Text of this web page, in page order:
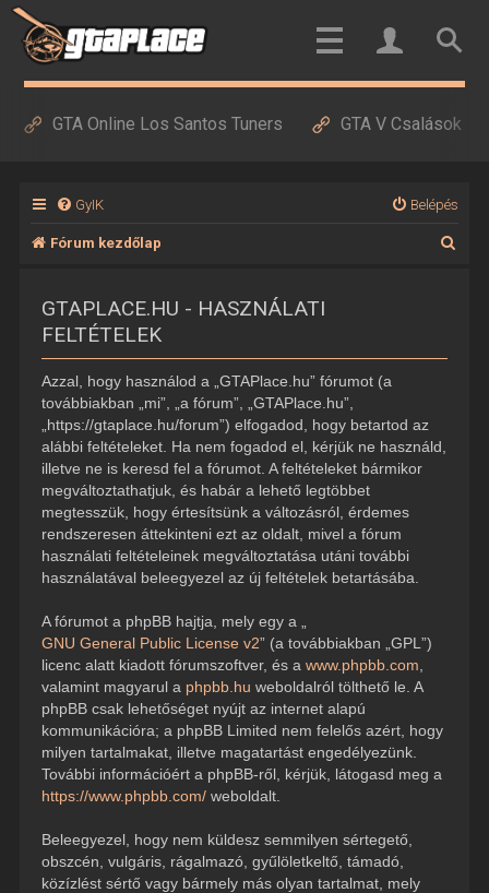
GTA Online Los Santos Tuners GTA V Csalások
GyIK Belépés
Fórum kezdőlap
GTAPLACE.HU - HASZNÁLATI
FELTÉTELEK
Azzal, hogy használod a „GTAPlace.hu” fórumot (a
továbbiakban „mi”, „a fórum”, „GTAPlace.hu”,
„https://gtaplace.hu/forum”) elfogadod, hogy betartod az
alábbi feltételeket. Ha nem fogadod el, kérjük ne használd,
illetve ne is keresd fel a fórumot. A feltételeket bármikor
megváltoztathatjuk, és habár a lehető legtöbbet
megtesszük, hogy értesítsünk a változásról, érdemes
rendszeresen áttekinteni ezt az oldalt, mivel a fórum
használati feltételeinek megváltoztatása utáni további
használatával beleegyezel az új feltételek betartásába.
A fórumot a phpBB hajtja, mely egy a „
GNU General Public License v2” (a továbbiakban „GPL”)
licenc alatt kiadott fórumszoftver, és a www.phpbb.com
valamint magyarul a phpbb.hu weboldalról tölthető le. A
phpBB csak lehetőséget nyújt az internet alapú
kommunikációra; a phpBB Limited nem felelős azért, hogy
milyen tartalmakat, illetve magatartást engedélyezünk.
További információért a phpBB-ről, kérjük, látogasd meg a
https://www.phpbb.com/weboldalt.
Beleegyezel, hogy nem küldesz semmilyen sértegető,
obszcén, vulgáris, rágalmazó, gyűlöletkeltő, támadó,
közízlést sértő vagy bármely más olyan tartalmat, mely